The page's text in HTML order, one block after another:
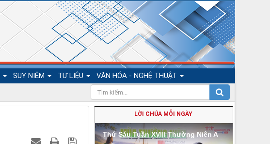
SUY NIỆM TƯ LIỆU VĂN HÓA - NGHỆ THUẬT
LỜI CHÚA MỖI NGÀY
Thứ Sáu Tuần XVIII Thường Niên A